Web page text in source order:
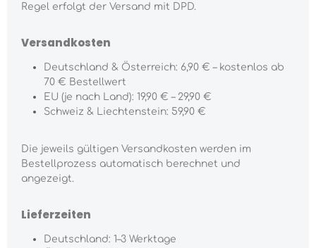
Regel erfolgt der Versand mit DPD.
Versandkosten
Deutschland & Österreich: 6,90 € – kostenlos ab
70 € Bestellwert
EU (je nach Land): 19,90 € – 29,90 €
Schweiz & Liechtenstein: 59,90 €
Die jeweils gültigen Versandkosten werden im
Bestellprozess automatisch berechnet und
angezeigt.
Lieferzeiten
Deutschland: 1–3 Werktage